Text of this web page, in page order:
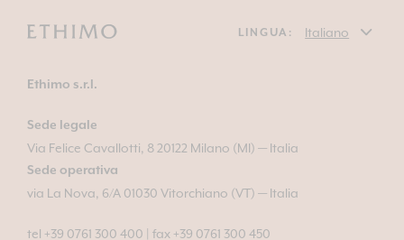
LINGUA:
Ethimo s.r.l.
Sede legale
Via Felice Cavallotti, 8 20122 Milano (MI) — Italia
Sede operativa
via La Nova, 6/A 01030 Vitorchiano (VT) — Italia
tel +39 0761 300 400 fax +39 0761 300 450